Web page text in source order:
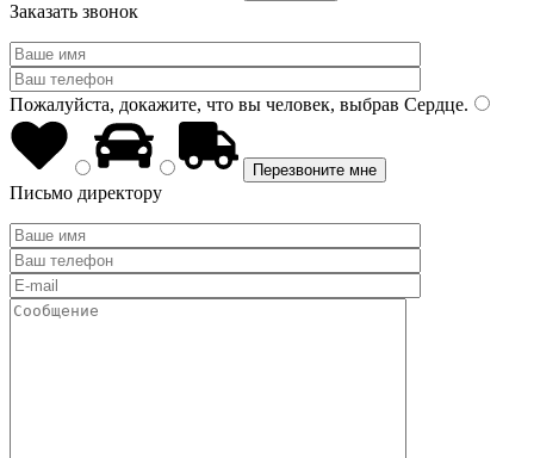
Заказать звонок
Пожалуйста, докажите, что вы человек, выбрав Сердце.
Письмо директору